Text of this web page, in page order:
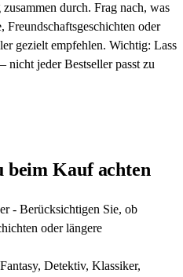
durch. Frag nach, was
Freundschaftsgeschichten oder
gezielt empfehlen. Wichtig: Lass
nicht jeder Bestseller passt zu
beim Kauf achten
- Berücksichtigen Sie, ob
oder längere
Detektiv, Klassiker,